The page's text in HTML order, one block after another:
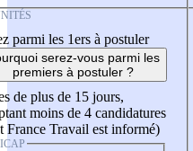
parmi les 1ers à postuler
serez-vous parmi les
premiers à postuler ?
de plus de 15 jours,
moins de 4 candidatures
France Travail est informé)